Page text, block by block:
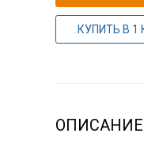
КУПИТЬ В 1
ОПИСАНИЕ